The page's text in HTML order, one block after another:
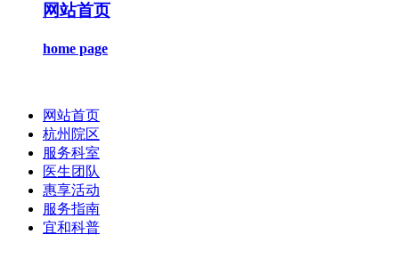
网站首页
home page
网站首页
杭州院区
服务科室
医生团队
惠享活动
服务指南
宜和科普